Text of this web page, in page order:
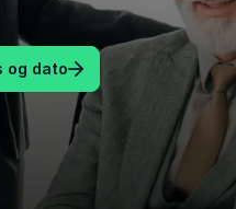
og dato